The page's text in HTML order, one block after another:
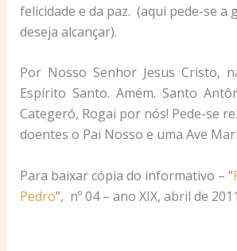
felicidade e da paz. (aqui pede-se a
deseja alcançar).
Por Nosso Senhor Jesus Cristo,
Espírito Santo. Amém. Santo
Categeró, Rogai por nós! Pede-se
doentes o Pai Nosso e uma Ave
Para baixar cópia do informativo – “
Pedro”, nº 04 – ano XIX, abril de